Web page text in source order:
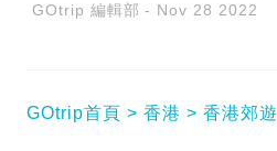
GOtrip 編輯部 Nov 28 2022
GOtrip首頁 香港 香港郊遊